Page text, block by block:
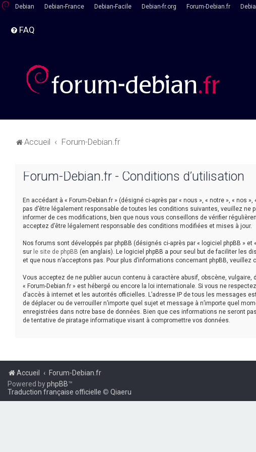
Debian Debian-France Debian-Facile Debian-fr.org Forum-Debian.fr
FAQ
Accueil Forum-Debian.fr
Forum-Debian.fr - Conditions d’utilisation
En accédant à « Forum-Debian.fr » (désigné ci-après par « nous », « notre », «
pas d’être légalement responsable de toutes les conditions suivantes, veuillez ne
informer de ces modifications, bien que nous vous conseillons de vérifier
acceptez d’être légalement responsable des conditions modifiées et mises à jour.
Nos forums sont développés par phpBB (désignés ci-après par « logiciel phpBB »
sur le site de phpBB (en anglais). Le logiciel phpBB a pour seul but de faciliter les
et que nous n’acceptons pas. Pour plus d’informations concernant phpBB, veuillez
Vous acceptez de ne publier aucun contenu à caractère abusif, obscène,
« Forum-Debian.fr » est hébergé ou encore la loi internationale. Si vous ne
d’accès à internet et les autorités officielles. L’adresse IP de tous les messages
de déplacer ou de verrouiller n’importe quel sujet et message à n’importe quel
enregistrées dans notre base de données. Bien que ces informations ne seront
de tentative de piratage informatique visant à compromettre vos données.
Accueil Forum-Debian.fr
Powered byphpBB™
Traduction française officielle © Qiaeru